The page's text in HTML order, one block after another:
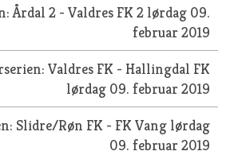
Årdal 2 - Valdres FK 2 lørdag 09.
februar 2019
Valdres FK - Hallingdal FK
lørdag 09. februar 2019
Slidre/Røn FK - FK Vang lørdag
09. februar 2019